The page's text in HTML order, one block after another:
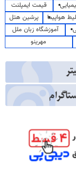
قیمت ایمپلنت
هواپیما
پرشین هتل
آموزشگاه زبان ملل
مهرینو